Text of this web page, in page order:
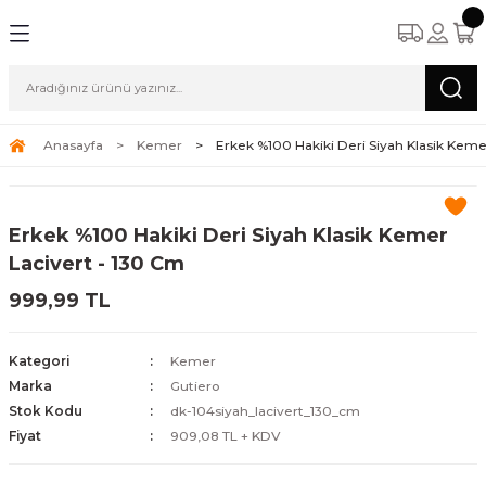
Anasayfa Kemer Erkek %100 Hakiki Deri Siyah Klasik
Erkek %100 Hakiki Deri Siyah Klasik Kemer
Lacivert - 130 Cm
999,99 TL
Kategori
Kemer
Marka
Gutiero
Stok Kodu
dk-104siyah_lacivert_130_cm
Fiyat
909,08 TL + KDV